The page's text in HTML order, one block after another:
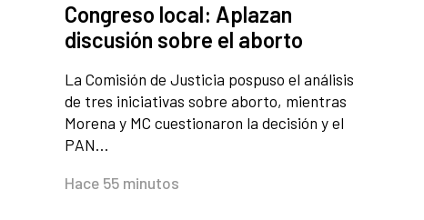
Congreso local: Aplazan
discusión sobre el aborto
La Comisión de Justicia pospuso el análisis
de tres iniciativas sobre aborto, mientras
Morena y MC cuestionaron la decisión y el
PAN…
Hace 55 minutos